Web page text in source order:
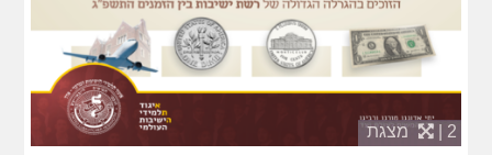
2 | מצגת